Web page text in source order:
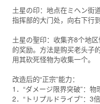
土星の印：地点在ミヘン街
指挥部的大门处，向右下行
土星の聖印：收集齐8个地
的奖励。方法是购买老头子
用其砍死怪物为收集一个。
改造后的“正宗”能力：
1．“ダメージ限界突破”：物
2．“トリプルドライブ”：3